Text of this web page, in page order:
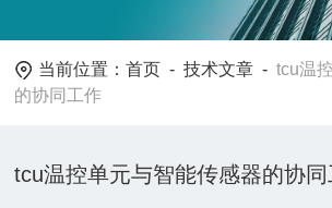
当前位置：首页 -技术文章 -tcu温
的协同工作
tcu温控单元与智能传感器的协